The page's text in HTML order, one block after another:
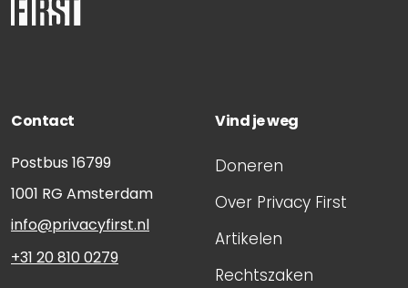
Contact
Postbus 16799
1001 RG Amsterdam
info@privacyfirst.nl
+31 20 810 0279
Vind je weg
Doneren
Over Privacy First
Artikelen
Rechtszaken